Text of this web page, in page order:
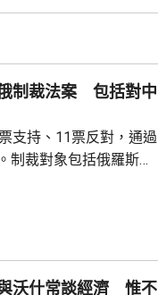
方式干擾船舶的協議。
自上月中恢復對...
制裁法案 包括對中
支持、11票反對，通過
制裁對象包括俄羅斯總
以及對5個進口最多俄
沃什常談經濟 惟不